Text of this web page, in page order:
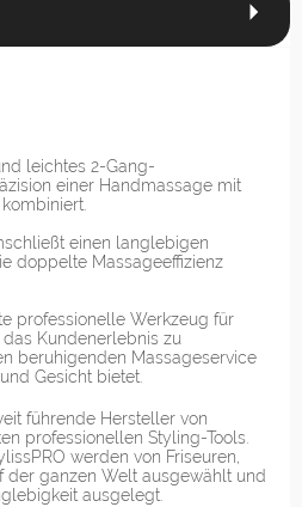
leichtes 2-Gang-
einer Handmassage mit
einen langlebigen
doppelte Massageeffizienz
professionelle Werkzeug für
Kundenerlebnis zu
beruhigenden Massageservice
Gesicht bietet.
führende Hersteller von
professionellen Styling-Tools.
werden von Friseuren,
der ganzen Welt ausgewählt und
ausgelegt.